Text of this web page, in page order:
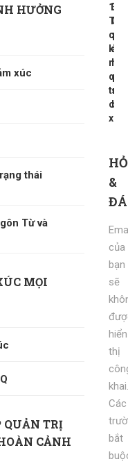
HƯỞNG
xúc
thái
Từ và
MỌI
QUẢN TRỊ
CẢNH
1
kỹ
trị
cảm
xúc
3
xúc
ảnh
bạn
&
của
bạn
sẽ
hiển
thị
khai.
Các
bắt